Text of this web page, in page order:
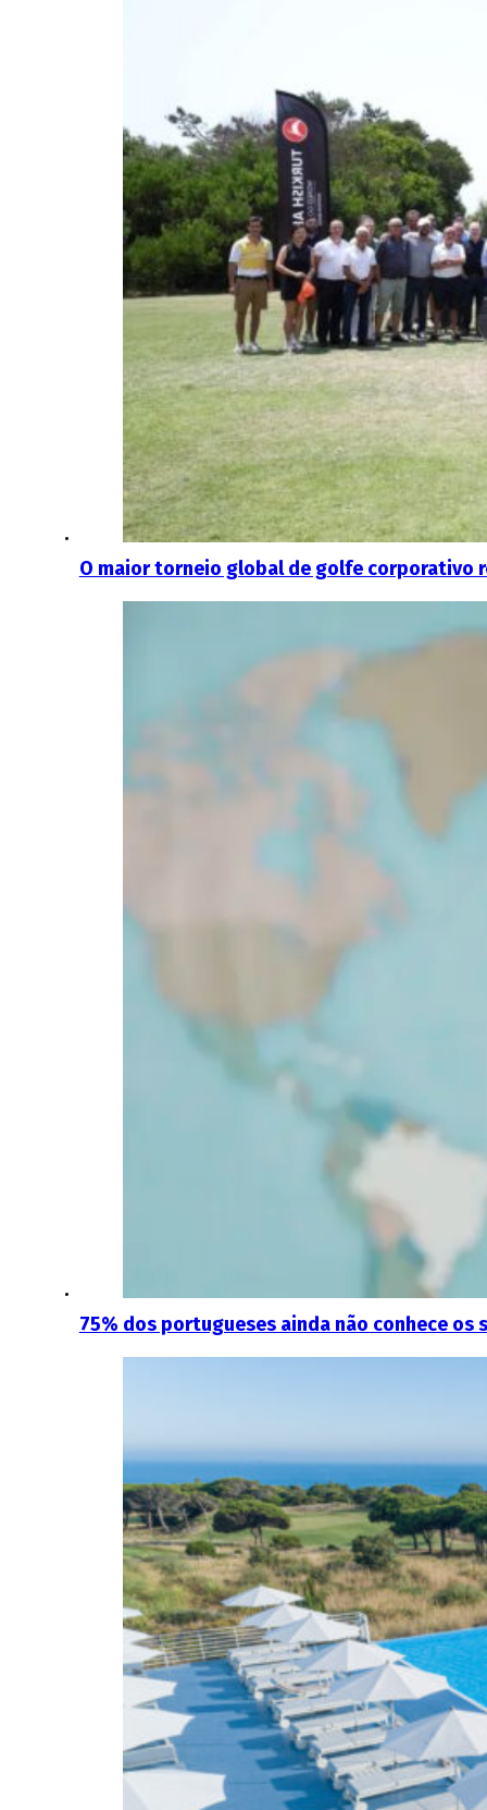
O maior torneio global de golfe corporativo
75% dos portugueses ainda não conhece